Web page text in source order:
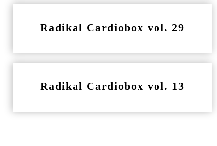
Radikal Cardiobox vol. 29
Radikal Cardiobox vol. 13